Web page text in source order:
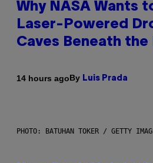
Why NASA Wants
Laser-Powered
Caves Beneath the
14 hours agoBy Luis Prada
PHOTO: BATUHAN TOKER / GETTY